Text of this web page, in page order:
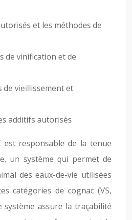
et les méthodes de
de vinification et de
de vieillissement et
additifs autorisés
est responsable de la tenue
un système qui permet de
des eaux-de-vie utilisées
catégories de cognac (VS,
système assure la traçabilité